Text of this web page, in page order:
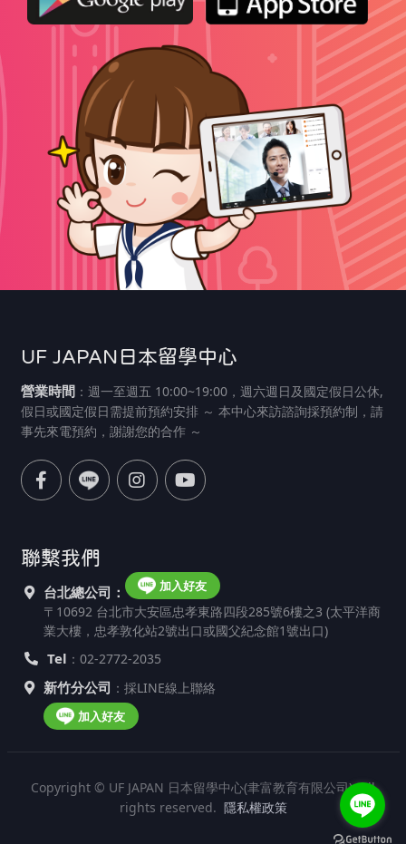
UF JAPAN日本留學中心
營業時間 ：週一至週五 10:00~19:00，週六週日及國定假日公休,
假日或國定假日需提前預約安排 ～ 本中心來訪諮詢採預約制，請
事先來電預約，謝謝您的合作 ～
聯繫我們
台北總公司： 加入好友
〒10692 台北市大安區忠孝東路四段285號6樓之3 (太平洋商
業大樓，忠孝敦化站2號出口或國父紀念館1號出口)
Tel ：02-2772-2035
新竹分公司 ：採LINE線上聯絡
加入好友
Copyright © UF JAPAN 日本留學中心(聿富教育有限公司). All
rights reserved. 隱私權政策